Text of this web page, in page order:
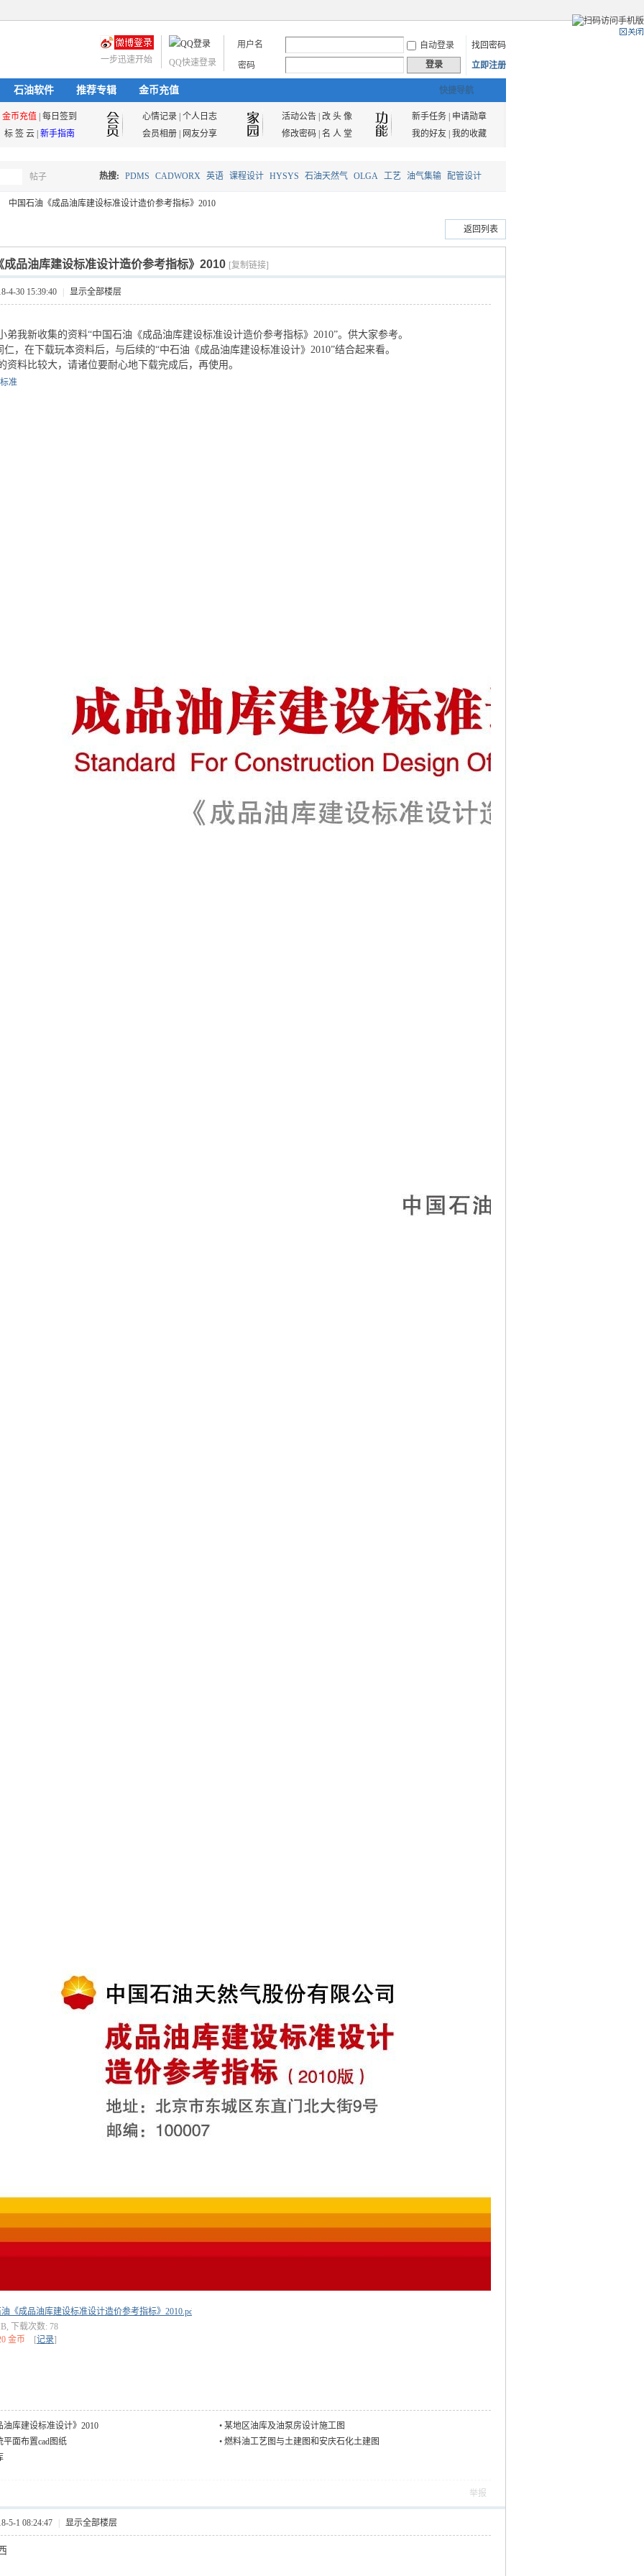
用户名 自动登录
找回密码
密码
登录 立即注册
QQ快速登录
一步迅速开始
快捷导航
石油软件 推荐专辑 金币充值
金币充值 每日签到 心情记录 个人日志 活动公告| 改 头 像 新手任务|
申请勋章
标 签 云 新手指南 会员相册 网友分享 修改密码| 名 人 堂 我的好友| 我的收藏
帖子
搜
索
热搜: PDMS CADWORX 英语 课程设计 HYSYS 石油天然气 OLGA 工艺 油气集输 配管设计
油气储运
中国石油《成品油库建设标准设计造价参考指标》2010
返回列表
成品油库建设标准设计造价参考指标》2010 [复制链接]
4-30 15:39:40 显示全部楼层
新收集的资料“中国石油《成品油库建设标准设计造价参考指标》2010”。供大家参考。
在下载玩本资料后，与后续的“中石油《成品油库建设标准设计》2010”结合起来看。
比较大，请诸位要耐心地下载完成后，再使用。
准
《成品油库建设标准设计造价参考指标》2010.pdf.rar
下载次数: 78
金币
[记录]
油库建设标准设计》2010 • 某地区油库及油泵房设计施工图
面布置cad图纸
• 燃料油工艺图与土建图和安庆石化土建图
举报
5-1 08:24:47 显示全部楼层